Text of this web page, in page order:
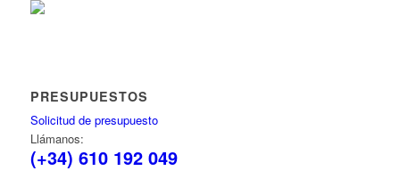
PRESUPUESTOS
Solicitud de presupuesto
Llámanos:
(+34) 610 192 049